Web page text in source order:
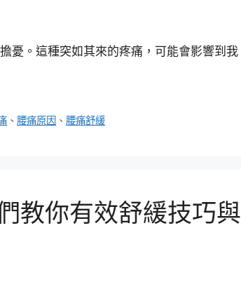
憂。這種突如其來的疼痛，可能會影響到我
、 腰痛原因 、 腰痛舒緩
教你有效舒緩技巧與